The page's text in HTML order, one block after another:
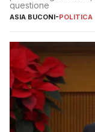
questione
ASIA BUCONI-POLITICA